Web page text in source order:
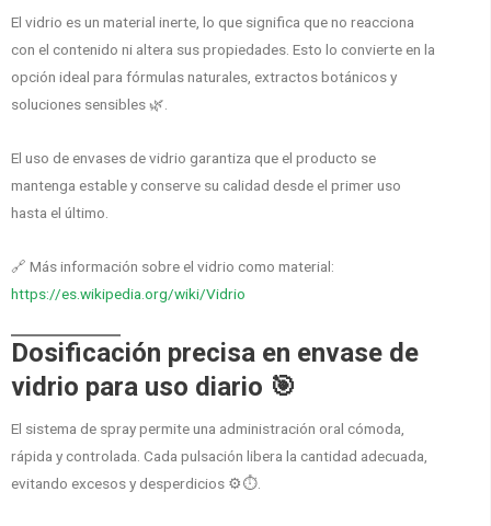
El vidrio es un material inerte, lo que significa que no reacciona
con el contenido ni altera sus propiedades. Esto lo convierte en la
opción ideal para fórmulas naturales, extractos botánicos y
soluciones sensibles 🌿.
El uso de envases de vidrio garantiza que el producto se
mantenga estable y conserve su calidad desde el primer uso
hasta el último.
🔗 Más información sobre el vidrio como material:
https://es.wikipedia.org/wiki/Vidrio
Dosificación precisa en envase de
vidrio para uso diario 🎯
El sistema de spray permite una administración oral cómoda,
rápida y controlada. Cada pulsación libera la cantidad adecuada,
evitando excesos y desperdicios ⚙️⏱️.